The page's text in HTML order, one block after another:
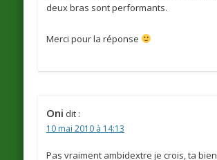
deux bras sont performants.
Merci pour la réponse
Oni dit :
10 mai 2010 à 14:13
Pas vraiment ambidextre je crois, ta bien